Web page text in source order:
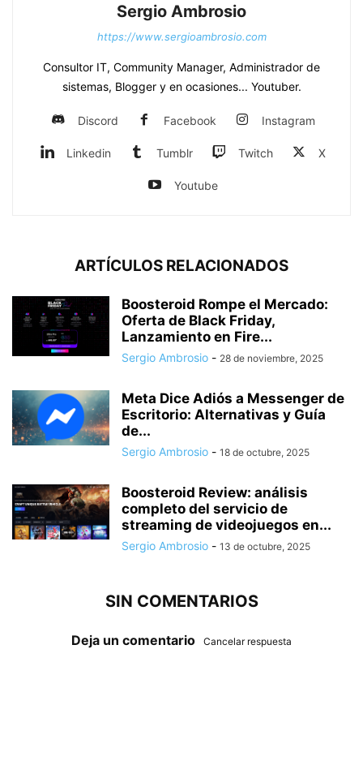
Sergio Ambrosio
https://www.sergioambrosio.com
Consultor IT, Community Manager, Administrador de
sistemas, Blogger y en ocasiones... Youtuber.
Discord Facebook Instagram
Linkedin Tumblr Twitch X
Youtube
ARTÍCULOS RELACIONADOS
Boosteroid Rompe el Mercado:
Oferta de Black Friday,
Lanzamiento en Fire...
Sergio Ambrosio - 28 de noviembre, 2025
Meta Dice Adiós a Messenger de
Escritorio: Alternativas y Guía
de...
Sergio Ambrosio - 18 de octubre, 2025
Boosteroid Review: análisis
completo del servicio de
streaming de videojuegos en...
Sergio Ambrosio - 13 de octubre, 2025
SIN COMENTARIOS
Deja un comentario Cancelar respuesta